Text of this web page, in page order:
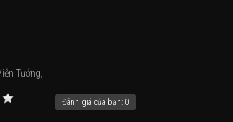
Tưởng
Đánh giá của bạn: 0